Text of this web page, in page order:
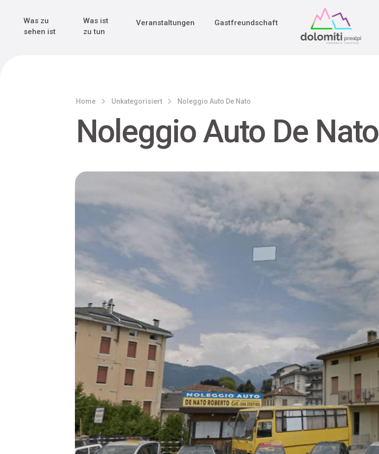
Main Navigation
Was zu
sehen ist
Was ist
zu tun
Veranstaltungen Gastfreundschaft
Home Unkategorisiert Noleggio Auto De Nato
Noleggio Auto De Nato